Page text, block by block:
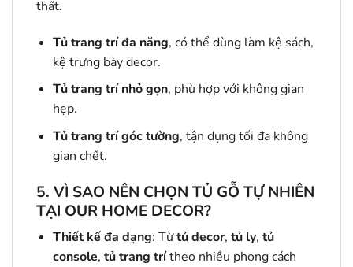
thất.
Tủ trang trí đa năng, có thể dùng làm kệ sách,
kệ trưng bày decor.
Tủ trang trí nhỏ gọn, phù hợp với không gian
hẹp.
Tủ trang trí góc tường, tận dụng tối đa không
gian chết.
5. VÌ SAO NÊN CHỌN TỦ GỖ TỰ NHIÊN
TẠI OUR HOME DECOR?
Thiết kế đa dạng: Từtủ decor, tủ ly, tủ
console, tủ trang trítheo nhiều phong cách